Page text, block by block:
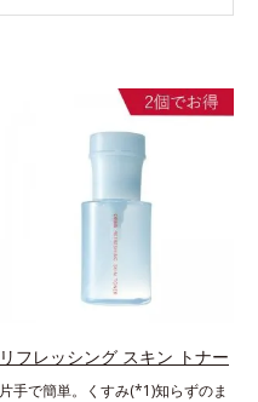
リフレッシング スキン トナー
片手で簡単。くすみ(*1)知らずのま